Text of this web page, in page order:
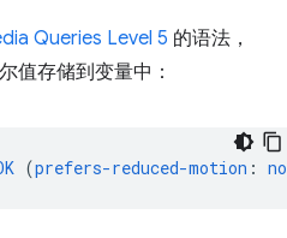
Queries Level 5 的语法，
值存储到变量中：
(prefers-reduced-motion :